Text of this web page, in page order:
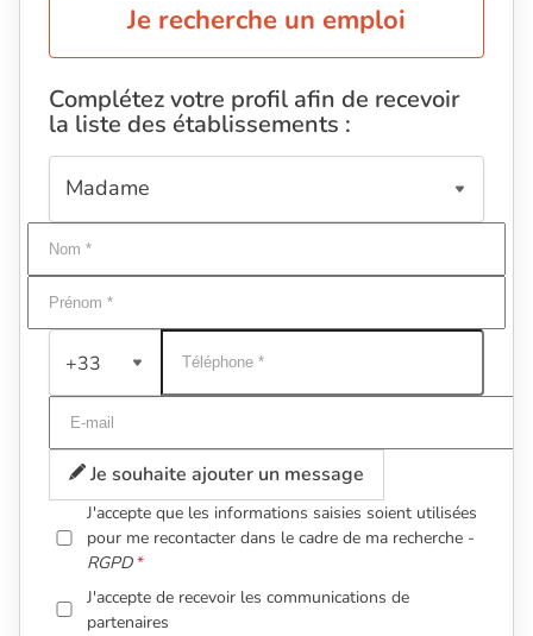
Je recherche un emploi
Complétez votre profil afin de recevoir
la liste des établissements :
+33
Je souhaite ajouter un message
J'accepte que les informations saisies soient utilisées
pour me recontacter dans le cadre de ma recherche -
RGPD
J'accepte de recevoir les communications de
partenaires